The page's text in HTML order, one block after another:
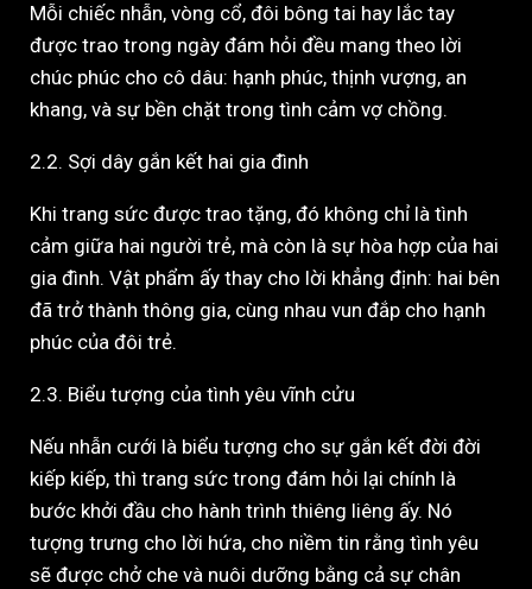
Mỗi chiếc nhẫn, vòng cổ, đôi bông tai hay lắc tay
được trao trong ngày đám hỏi đều mang theo lời
chúc phúc cho cô dâu: hạnh phúc, thịnh vượng, an
khang, và sự bền chặt trong tình cảm vợ chồng.
2.2. Sợi dây gắn kết hai gia đình
Khi trang sức được trao tặng, đó không chỉ là tình
cảm giữa hai người trẻ, mà còn là sự hòa hợp của hai
gia đình. Vật phẩm ấy thay cho lời khẳng định: hai bên
đã trở thành thông gia, cùng nhau vun đắp cho hạnh
phúc của đôi trẻ.
2.3. Biểu tượng của tình yêu vĩnh cửu
Nếu nhẫn cưới là biểu tượng cho sự gắn kết đời đời
kiếp kiếp, thì trang sức trong đám hỏi lại chính là
bước khởi đầu cho hành trình thiêng liêng ấy. Nó
tượng trưng cho lời hứa, cho niềm tin rằng tình yêu
sẽ được chở che và nuôi dưỡng bằng cả sự chân